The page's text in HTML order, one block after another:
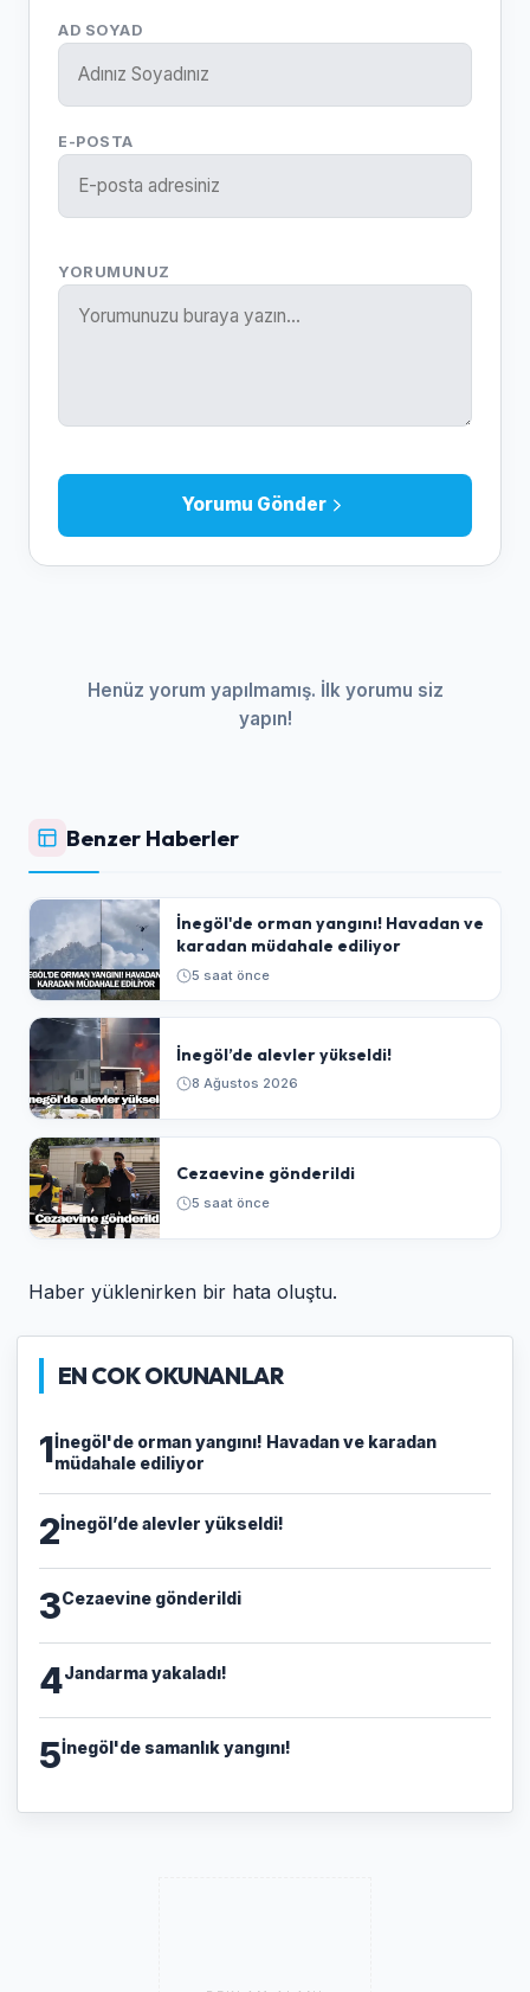
AD SOYAD
E-POSTA
YORUMUNUZ
Yorumu Gönder
Henüz yorum yapılmamış. İlk yorumu siz
yapın!
Benzer Haberler
İnegöl'de orman yangını! Havadan ve
karadan müdahale ediliyor
5 saat önce
İnegöl’de alevler yükseldi!
8 Ağustos 2026
Cezaevine gönderildi
5 saat önce
Haber yüklenirken bir hata oluştu.
EN COK OKUNANLAR
1İnegöl'de orman yangını! Havadan ve karadan
müdahale ediliyor
2İnegöl’de alevler yükseldi!
3Cezaevine gönderildi
4Jandarma yakaladı!
5İnegöl'de samanlık yangını!